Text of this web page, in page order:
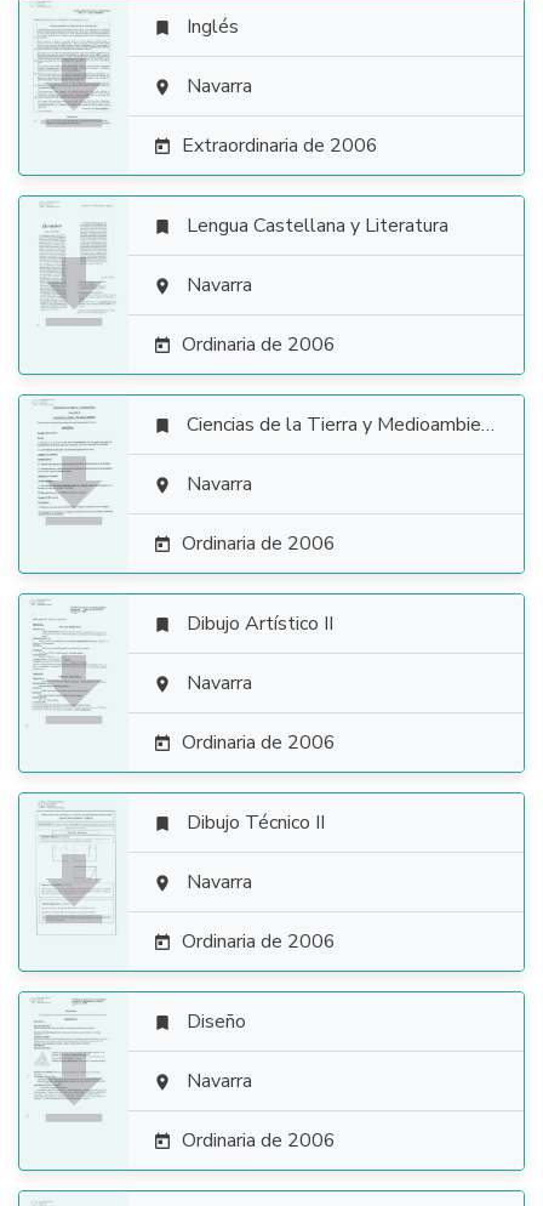

 Inglés
 Navarra
 Extraordinaria de 2006

 Lengua Castellana y Literatura
 Navarra
 Ordinaria de 2006

 Ciencias de la Tierra y Medioambientales
 Navarra
 Ordinaria de 2006

 Dibujo Artístico II
 Navarra
 Ordinaria de 2006

 Dibujo Técnico II
 Navarra
 Ordinaria de 2006

 Diseño
 Navarra
 Ordinaria de 2006